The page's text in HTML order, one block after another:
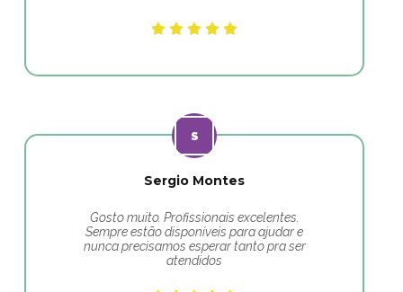
Sergio Montes
Gosto muito. Profissionais excelentes.
Sempre estão disponíveis para ajudar e
nunca precisamos esperar tanto pra ser
atendidos